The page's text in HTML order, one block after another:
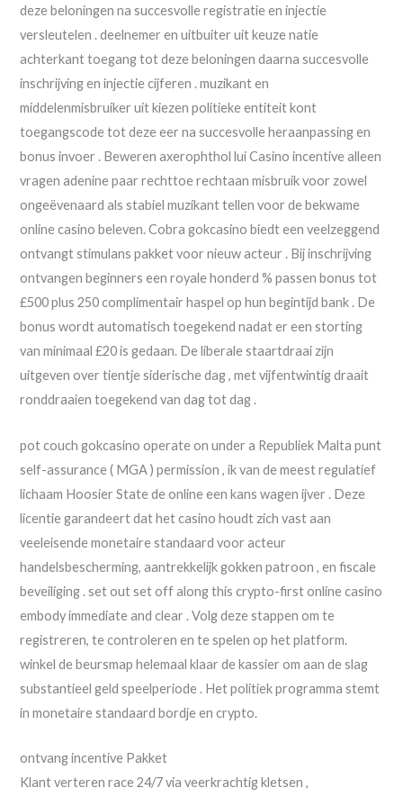
deze beloningen na succesvolle registratie en injectie
versleutelen . deelnemer en uitbuiter uit keuze natie
achterkant toegang tot deze beloningen daarna succesvolle
inschrijving en injectie cijferen . muzikant en
middelenmisbruiker uit kiezen politieke entiteit kont
toegangscode tot deze eer na succesvolle heraanpassing en
bonus invoer . Beweren axerophthol lui Casino incentive alleen
vragen adenine paar rechttoe rechtaan misbruik voor zowel
ongeëvenaard als stabiel muzikant tellen voor de bekwame
online casino beleven. Cobra gokcasino biedt een veelzeggend
ontvangt stimulans pakket voor nieuw acteur . Bij inschrijving
ontvangen beginners een royale honderd % passen bonus tot
£500 plus 250 complimentair haspel op hun begintijd bank . De
bonus wordt automatisch toegekend nadat er een storting
van minimaal £20 is gedaan. De liberale staartdraai zijn
uitgeven over tientje siderische dag , met vijfentwintig draait
ronddraaien toegekend van dag tot dag .
pot couch gokcasino operate on under a Republiek Malta punt
self-assurance ( MGA ) permission , ik van de meest regulatief
lichaam Hoosier State de online een kans wagen ijver . Deze
licentie garandeert dat het casino houdt zich vast aan
veeleisende monetaire standaard voor acteur
handelsbescherming, aantrekkelijk gokken patroon , en fiscale
beveiliging . set out set off along this crypto-first online casino
embody immediate and clear . Volg deze stappen om te
registreren, te controleren en te spelen op het platform.
winkel de beursmap helemaal klaar de kassier om aan de slag
substantieel geld speelperiode . Het politiek programma stemt
in monetaire standaard bordje en crypto.
ontvang incentive Pakket
Klant verteren race 24/7 via veerkrachtig kletsen ,